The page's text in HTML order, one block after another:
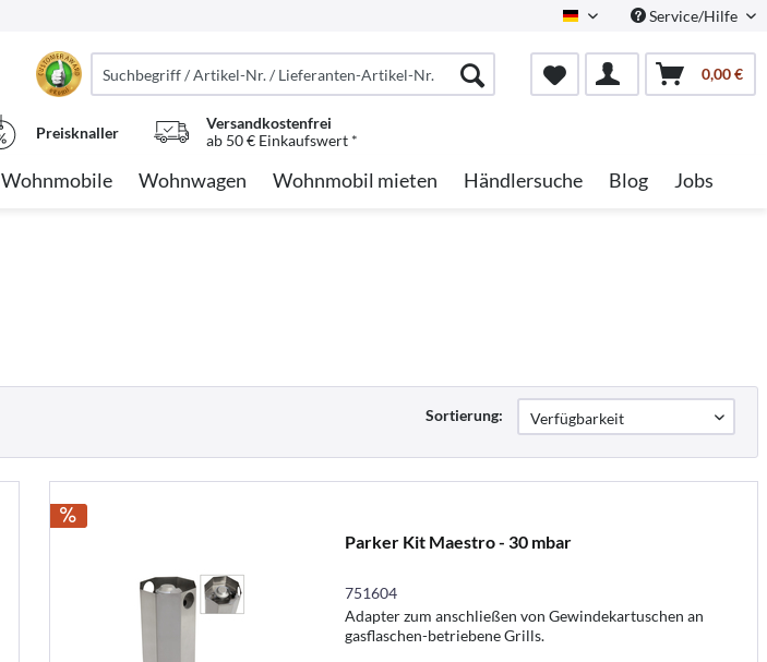
German Service/Hilfe
0,00 €
Preisknaller
Versandkostenfrei
ab 50 € Einkaufswert *
Wohnmobile Wohnwagen Wohnmobil mieten Händlersuche Blog Jobs
Sortierung:
Parker Kit Maestro - 30 mbar
751604
Adapter zum anschließen von Gewindekartuschen an
gasflaschen-betriebene Grills.